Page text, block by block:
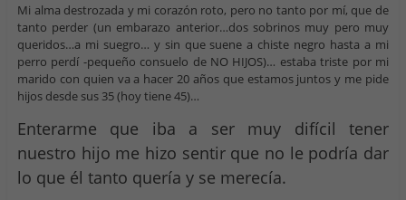
Mi alma destrozada y mi corazón roto, pero no tanto por mí, que de
tanto perder (un embarazo anterior…dos sobrinos muy pero muy
queridos…a mi suegro… y sin que suene a chiste negro hasta a mi
perro perdí -pequeño consuelo de NO HIJOS)… estaba triste por mi
marido con quien va a hacer 20 años que estamos juntos y me pide
hijos desde sus 35 (hoy tiene 45)…
Enterarme que iba a ser muy difícil tener
nuestro hijo me hizo sentir que no le podría dar
lo que él tanto quería y se merecía.